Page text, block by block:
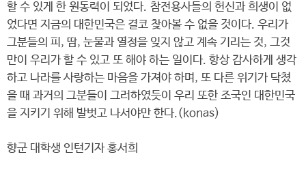
할 수 있게 한 원동력이 되었다. 참전용사들의 헌신과 희생이 없
었다면 지금의 대한민국은 결코 찾아볼 수 없을 것이다. 우리가
그분들의 피, 땀, 눈물과 열정을 잊지 않고 계속 기리는 것, 그것
만이 우리가 할 수 있고 또 해야 하는 일이다. 항상 감사하게 생각
하고 나라를 사랑하는 마음을 가져야 하며, 또 다른 위기가 닥쳤
을 때 과거의 그분들이 그러하였듯이 우리 또한 조국인 대한민국
을 지키기 위해 발벗고 나서야만 한다.(konas)
향군 대학생 인턴기자 홍서희